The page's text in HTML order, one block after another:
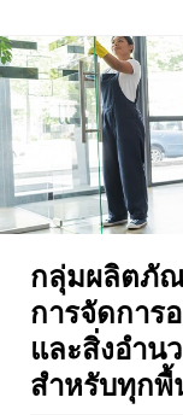
กลุ่มผลิตภั
การจัดการ
และสิ่งอำน
สำหรับทุกพื้